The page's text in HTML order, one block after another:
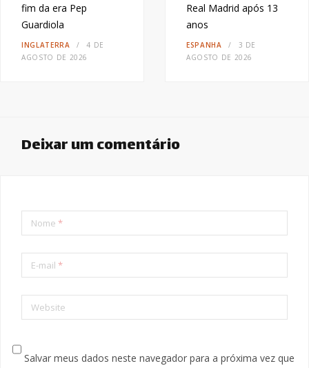
fim da era Pep
Guardiola
INGLATERRA
4 DE
AGOSTO DE 2026
Real Madrid após 13
anos
ESPANHA
3 DE
AGOSTO DE 2026
Deixar um comentário
Nome *
E-mail *
Website
Salvar meus dados neste navegador para a próxima vez que